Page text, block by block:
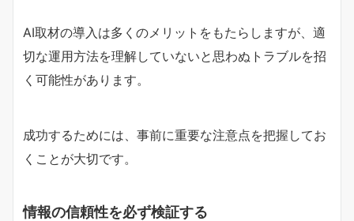
AI取材の導入は多くのメリットをもたらしますが、適
切な運用方法を理解していないと思わぬトラブルを招
く可能性があります。
成功するためには、事前に重要な注意点を把握してお
くことが大切です。
情報の信頼性を必ず検証する